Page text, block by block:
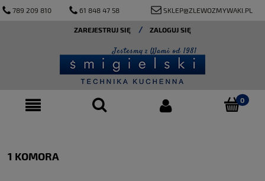
789 209 810 61 848 47 58 SKLEP@ZLEWOZMYWAKI.PL
ZAREJESTRUJ SIĘ ZALOGUJ SIĘ
1 KOMORA